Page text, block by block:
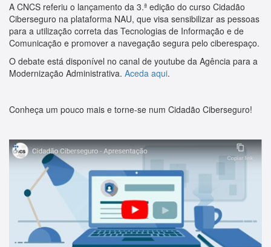
A CNCS referiu o lançamento da 3.ª edição do curso Cidadão
Ciberseguro na plataforma NAU, que visa sensibilizar as pessoas
para a utilização correta das Tecnologias de Informação e de
Comunicação e promover a navegação segura pelo ciberespaço.
O debate está disponível no canal de youtube da Agência para a
Modernização Administrativa. Aceda aqui.
Conheça um pouco mais e torne-se num Cidadão Ciberseguro!